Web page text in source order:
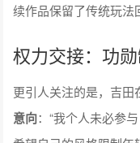
续作品保留了传统玩法
权力交接：功
更引人关注的是，吉
意向：“我个人未必参